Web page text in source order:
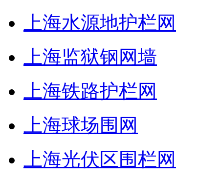
上海水源地护栏网
上海监狱钢网墙
上海铁路护栏网
上海球场围网
上海光伏区围栏网